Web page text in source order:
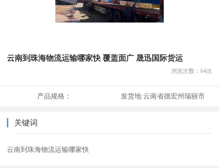
云南到珠海物流运输哪家快 覆盖面广 晟迅国际货运
浏览次数： 64次
产品规格： 发货地:云南省德宏州瑞丽市
关键词
云南到珠海物流运输哪家快